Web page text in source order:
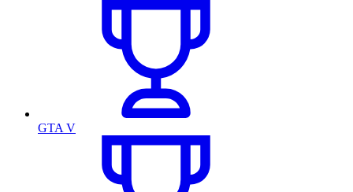
GTA V